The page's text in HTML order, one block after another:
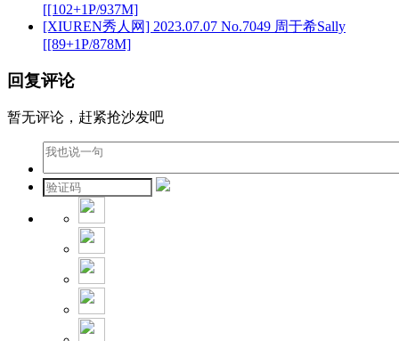
[[102+1P/937M]
[XIUREN秀人网] 2023.07.07 No.7049 周于希Sally
[[89+1P/878M]
回复评论
暂无评论，赶紧抢沙发吧